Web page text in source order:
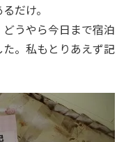
だけ。
うやら今日まで宿泊
。私もとりあえず記